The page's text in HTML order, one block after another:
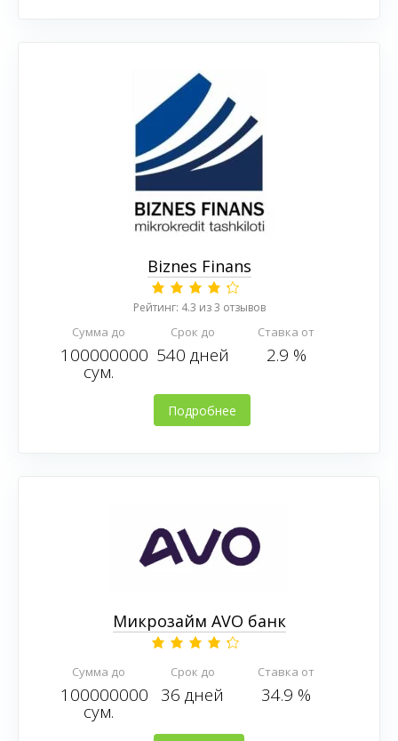
Biznes Finans
Рейтинг: 4.3 из 3 отзывов
Сумма до
100000000
сум.
Срок до
540 дней
Ставка от
2.9 %
Подробнее
Микрозайм AVO банк
Сумма до
100000000
сум.
Срок до
36 дней
Ставка от
34.9 %